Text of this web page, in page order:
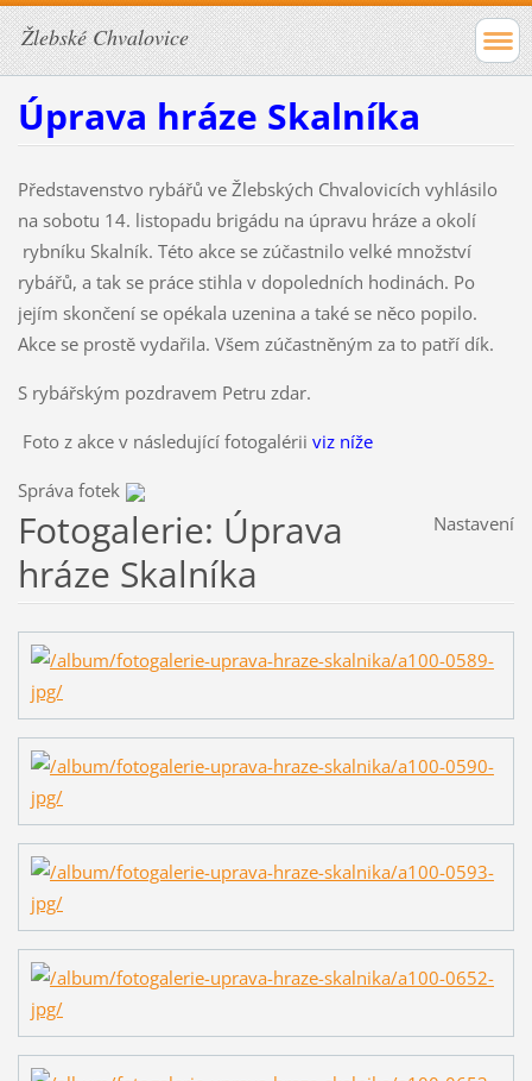
Žlebské Chvalovice
Úprava hráze Skalníka
Představenstvo rybářů ve Žlebských Chvalovicích vyhlásilo
na sobotu 14. listopadu brigádu na úpravu hráze a okolí
rybníku Skalník. Této akce se zúčastnilo velké množství
rybářů, a tak se práce stihla v dopoledních hodinách. Po
jejím skončení se opékala uzenina a také se něco popilo.
Akce se prostě vydařila. Všem zúčastněným za to patří dík.
S rybářským pozdravem Petru zdar.
Foto z akce v následující fotogalérii viz níže
Správa fotek
Nastavení
Fotogalerie: Úprava
hráze Skalníka